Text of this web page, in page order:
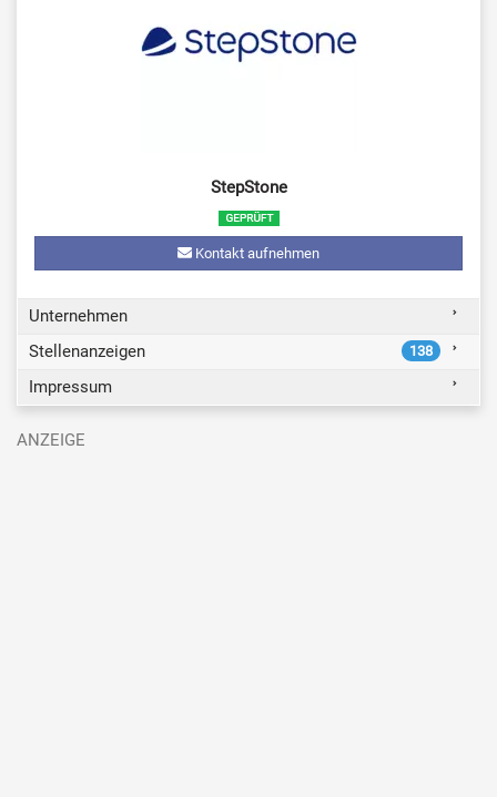
StepStone
Kontakt aufnehmen
Unternehmen
Stellenanzeigen
138
Impressum